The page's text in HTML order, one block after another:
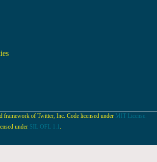
framework of Twitter, Inc. Code licensed under MIT License.
under SIL OFL 1.1 .